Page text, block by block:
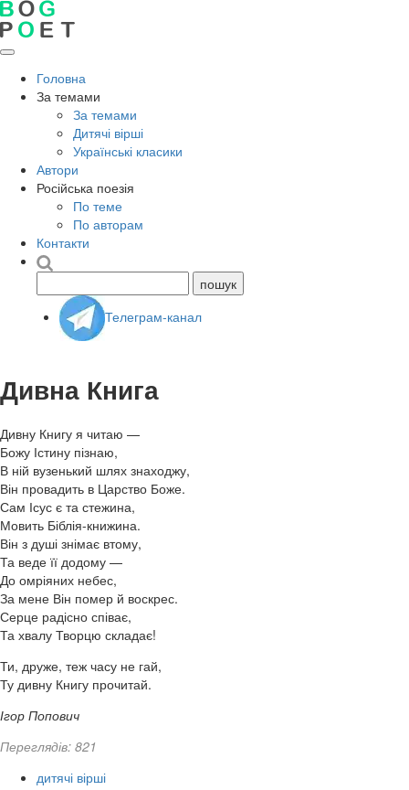
Головна
За темами
За темами
Дитячі вірші
Українські класики
Автори
Російська поезія
По теме
По авторам
Контакти
Телеграм-канал
Дивна Книга
Дивну Книгу я читаю —
Божу Істину пізнаю,
В ній вузенький шлях знаходжу,
Він провадить в Царство Боже.
Сам Ісус є та стежина,
Мовить Біблія-книжина.
Він з душі знімає втому,
Та веде її додому —
До омріяних небес,
За мене Він помер й воскрес.
Серце радісно співає,
Та хвалу Творцю складає!
Ти, друже, теж часу не гай,
Ту дивну Книгу прочитай.
Ігор Попович
Переглядів: 821
дитячі вірші